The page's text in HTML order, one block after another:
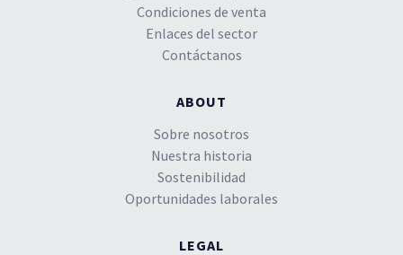
Condiciones de venta
Enlaces del sector
Contáctanos
ABOUT
Sobre nosotros
Nuestra historia
Sostenibilidad
Oportunidades laborales
LEGAL